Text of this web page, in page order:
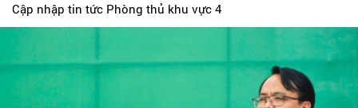
Cập nhập tin tức Phòng thủ khu vực 4